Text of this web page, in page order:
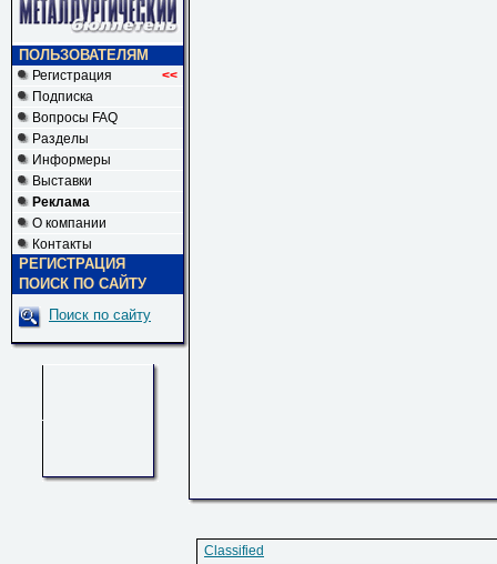
ПОЛЬЗОВАТЕЛЯМ
Регистрация <<
Подписка
Вопросы FAQ
Разделы
Информеры
Выставки
Реклама
О компании
Контакты
РЕГИСТРАЦИЯ
ПОИСК ПО САЙТУ
Поиск по сайту
Classified